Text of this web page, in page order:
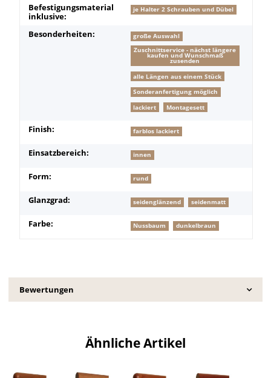
Produkteigenschaft
Wert
Befestigungsmaterial
inklusive:
je Halter 2 Schrauben und Dübel
Besonderheiten:
große Auswahl
Zuschnittservice - nächst längere
kaufen und Wunschmaß
zusenden
alle Längen aus einem Stück
Sonderanfertigung möglich
lackiert
Montagesett
Finish: farblos lackiert
Einsatzbereich: innen
Form: rund
Glanzgrad: seidenglänzend seidenmatt
Farbe: Nussbaum dunkelbraun
Bewertungen
Ähnliche Artikel